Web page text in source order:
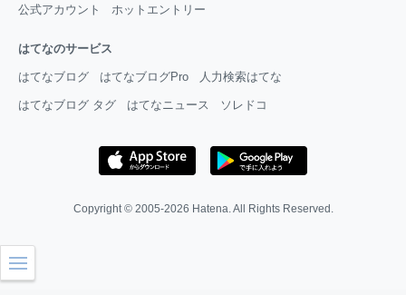
公式アカウント ホットエントリー
はてなのサービス
はてなブログ はてなブログPro 人力検索はてな
はてなブログ タグ はてなニュース ソレドコ
Copyright © 2005-2026 Hatena. All Rights Reserved.